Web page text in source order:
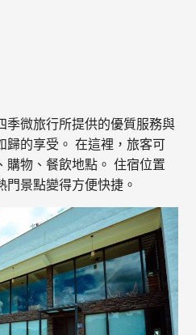
季微旅行所提供的優質服務與
歸的享受。 在這裡，旅客可
購物、餐飲地點。 住宿位置
門景點變得方便快捷。